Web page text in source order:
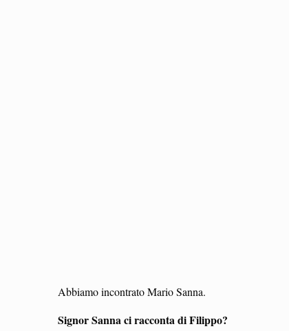
Abbiamo incontrato Mario Sanna.
Signor Sanna ci racconta di Filippo?